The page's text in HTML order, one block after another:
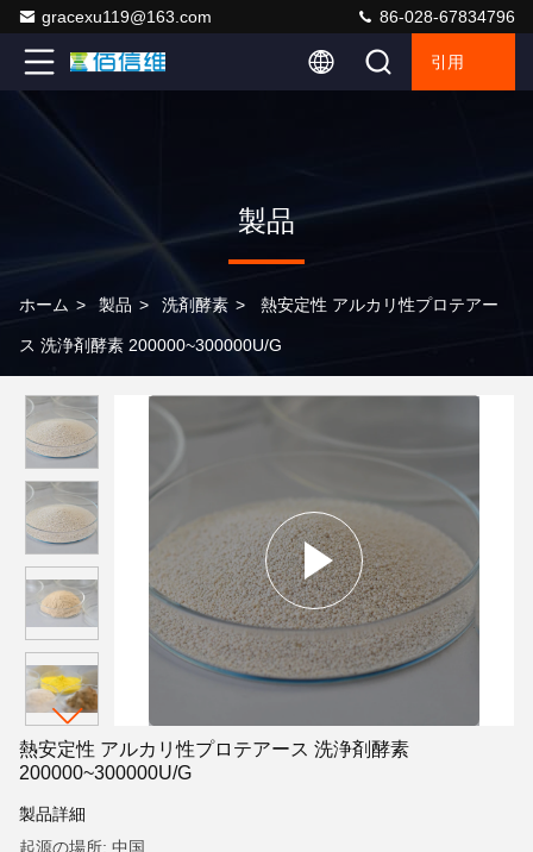
gracexu119@163.com 86-028-67834796
引用
製品
ホーム > 製品 > 洗剤酵素 > 熱安定性 アルカリ性プロテアー
ス 洗浄剤酵素 200000~300000U/G
熱安定性 アルカリ性プロテアース 洗浄剤酵素
200000~300000U/G
製品詳細
起源の場所: 中国